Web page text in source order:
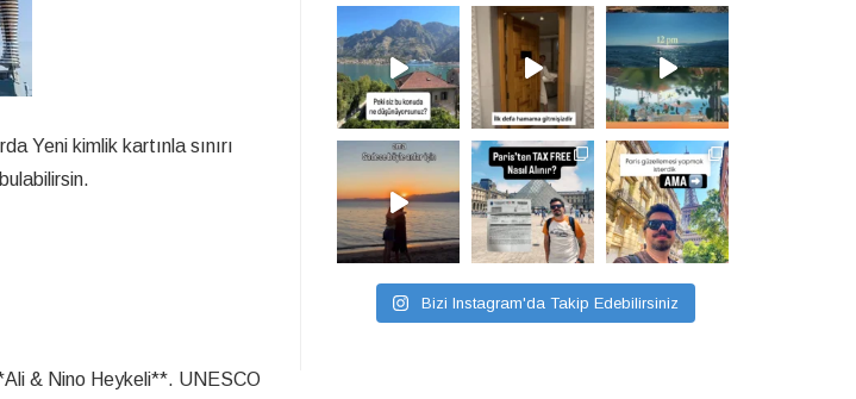
Yeni kimlik kartınla sınırı
& Nino Heykeli**. UNESCO
Bizi Instagram'da Takip Edebilirsiniz